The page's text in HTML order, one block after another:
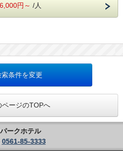
料）へのご案内となります事、予めご了承
が年間で数日ございます。予めご了承くだ
見市、土岐市、みよし市、豊明市、岡崎市、
愛知県陶磁美術館、愛地球博記念公園 （モ
、愛知県立大学、長久手古戦場、愛知県森林
ントリークラブ、定光寺公園、岩屋堂公園、
、スカイホール豊田、バンテリンドーム、ナ
好カントリー倶楽部、東名古屋カントリーク
フ倶楽部 石野コース、香嵐渓、刈谷ハイウ
6,000円～ /人
索条件を変更
ページのTOPへ
ークホテル
0561-85-3333